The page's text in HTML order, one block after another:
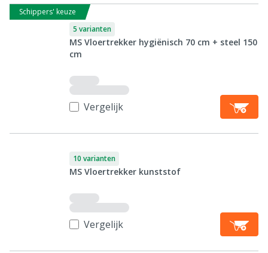
Schippers' keuze
5 varianten
MS Vloertrekker hygiënisch 70 cm + steel 150
cm
Vergelijk
10 varianten
MS Vloertrekker kunststof
Vergelijk